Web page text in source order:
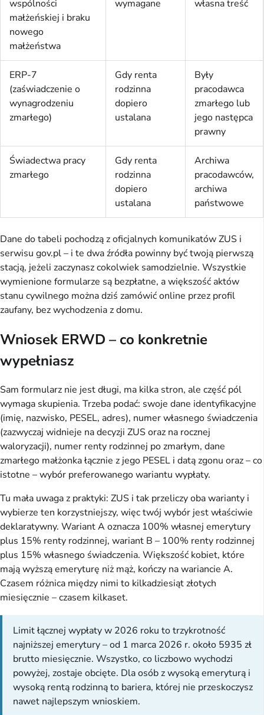
wspólności
małżeńskiej i braku
nowego
małżeństwa
wymagane własna treść
ERP-7
(zaświadczenie o
wynagrodzeniu
zmarłego)
Gdy renta
rodzinna
dopiero
ustalana
Były
pracodawca
zmarłego lub
jego następca
prawny
Świadectwa pracy
zmarłego
Gdy renta
rodzinna
dopiero
ustalana
Archiwa
pracodawców,
archiwa
państwowe
Dane do tabeli pochodzą z oficjalnych komunikatów ZUS i
serwisu gov.pl – i te dwa źródła powinny być twoją pierwszą
stacją, jeżeli zaczynasz cokolwiek samodzielnie. Wszystkie
wymienione formularze są bezpłatne, a większość aktów
stanu cywilnego można dziś zamówić online przez profil
zaufany, bez wychodzenia z domu.
Wniosek ERWD – co konkretnie
wypełniasz
Sam formularz nie jest długi, ma kilka stron, ale część pól
wymaga skupienia. Trzeba podać: swoje dane identyfikacyjne
(imię, nazwisko, PESEL, adres), numer własnego świadczenia
(zazwyczaj widnieje na decyzji ZUS oraz na rocznej
waloryzacji), numer renty rodzinnej po zmarłym, dane
zmarłego małżonka łącznie z jego PESEL i datą zgonu oraz – co
istotne – wybór preferowanego wariantu wypłaty.
Tu mała uwaga z praktyki: ZUS i tak przeliczy oba warianty i
wybierze ten korzystniejszy, więc twój wybór jest właściwie
deklaratywny. Wariant A oznacza 100% własnej emerytury
plus 15% renty rodzinnej, wariant B – 100% renty rodzinnej
plus 15% własnego świadczenia. Większość kobiet, które
mają wyższą emeryturę niż mąż, kończy na wariancie A.
Czasem różnica między nimi to kilkadziesiąt złotych
miesięcznie – czasem kilkaset.
Limit łącznej wypłaty w 2026 roku to trzykrotność
najniższej emerytury – od 1 marca 2026 r. około 5935 zł
brutto miesięcznie. Wszystko, co liczbowo wychodzi
powyżej, zostaje obcięte. Dla osób z wysoką emeryturą i
wysoką rentą rodzinną to bariera, której nie przeskoczysz
nawet najlepszym wnioskiem.